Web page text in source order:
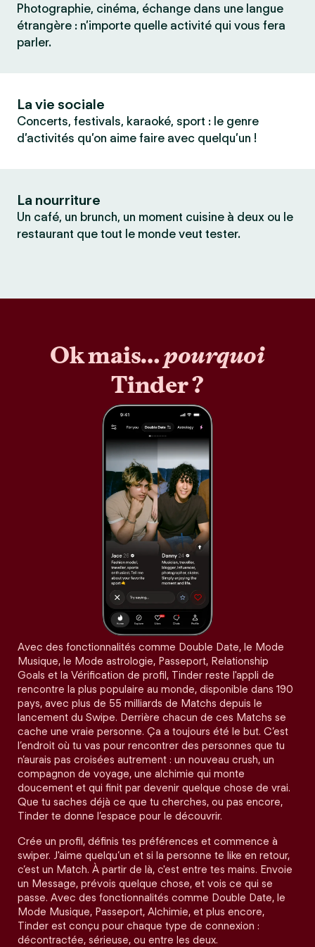
Photographie, cinéma, échange dans une langue
étrangère : n’importe quelle activité qui vous fera
parler.
La vie sociale
Concerts, festivals, karaoké, sport : le genre
d’activités qu’on aime faire avec quelqu’un !
La nourriture
Un café, un brunch, un moment cuisine à deux ou le
restaurant que tout le monde veut tester.
Ok mais…pourquoi
Tinder ?
Avec des fonctionnalités comme Double Date, le Mode
Musique, le Mode astrologie, Passeport, Relationship
Goals et la Vérification de profil, Tinder reste l'appli de
rencontre la plus populaire au monde, disponible dans 190
pays, avec plus de 55 milliards de Matchs depuis le
lancement du Swipe. Derrière chacun de ces Matchs se
cache une vraie personne. Ça a toujours été le but. C’est
l’endroit où tu vas pour rencontrer des personnes que tu
n’aurais pas croisées autrement : un nouveau crush, un
compagnon de voyage, une alchimie qui monte
doucement et qui finit par devenir quelque chose de vrai.
Que tu saches déjà ce que tu cherches, ou pas encore,
Tinder te donne l’espace pour le découvrir.
Crée un profil, définis tes préférences et commence à
swiper. J'aime quelqu’un et si la personne te like en retour,
c’est un Match. À partir de là, c'est entre tes mains. Envoie
un Message, prévois quelque chose, et vois ce qui se
passe. Avec des fonctionnalités comme Double Date, le
Mode Musique, Passeport, Alchimie, et plus encore,
Tinder est conçu pour chaque type de connexion :
décontractée, sérieuse, ou entre les deux.